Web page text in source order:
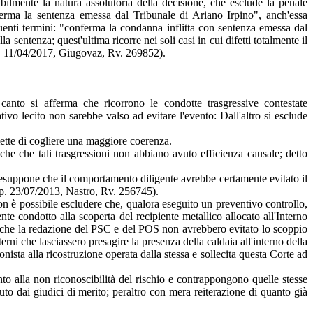
la sentenza emessa dal Tribunale di Ariano Irpino", anch'essa
termini: "conferma la condanna inflitta con sentenza emessa dal
sentenza; quest'ultima ricorre nei soli casi in cui difetti totalmente il
04/2017, Giugovaz, Rv. 269852).
si afferma che ricorrono le condotte trasgressive contestate
lecito non sarebbe valso ad evitare l'evento: Dall'altro si esclude
di cogliere una maggiore coerenza.
che tali trasgressioni non abbiano avuto efficienza causale; detto
che il comportamento diligente avrebbe certamente evitato il
23/07/2013, Nastro, Rv. 256745).
è possibile escludere che, qualora eseguito un preventivo controllo,
condotto alla scoperta del recipiente metallico allocato all'Interno
la redazione del PSC e del POS non avrebbero evitato lo scoppio
che lasciassero presagire la presenza della caldaia all'interno della
alla ricostruzione operata dalla stessa e sollecita questa Corte ad
alla non riconoscibilità del rischio e contrappongono quelle stesse
dai giudici di merito; peraltro con mera reiterazione di quanto già